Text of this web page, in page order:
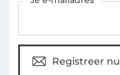
Registreer nu